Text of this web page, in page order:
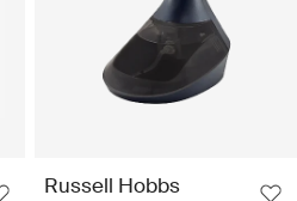
Russell Hobbs